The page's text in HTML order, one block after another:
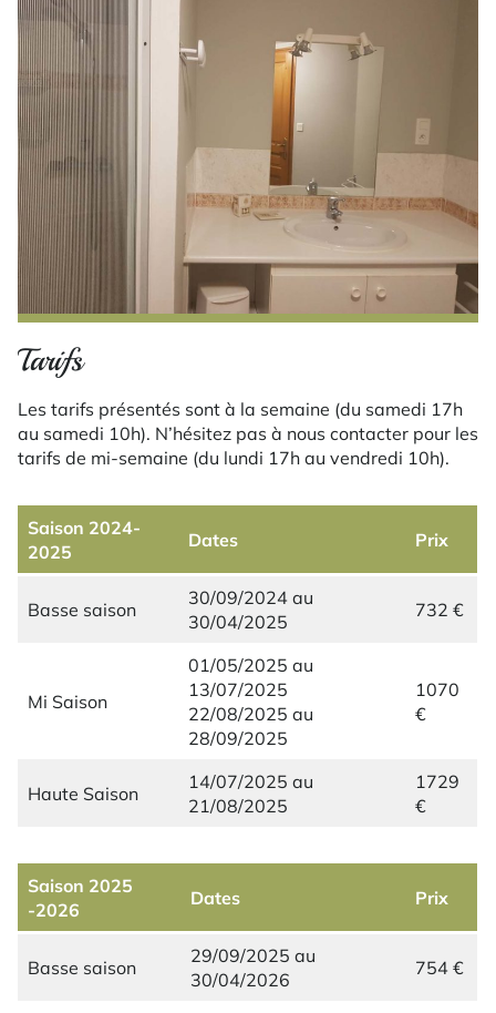
Tarifs
Les tarifs présentés sont à la semaine (du samedi 17h
au samedi 10h). N’hésitez pas à nous contacter pour les
tarifs de mi-semaine (du lundi 17h au vendredi 10h).
Saison 2024-
2025
Dates Prix
Basse saison
30/09/2024 au
30/04/2025
732 €
Mi Saison
01/05/2025 au
13/07/2025
22/08/2025 au
28/09/2025
1070
€
Haute Saison
14/07/2025 au
21/08/2025
1729
€
Saison 2025
-2026
Dates Prix
Basse saison
29/09/2025 au
30/04/2026
754 €